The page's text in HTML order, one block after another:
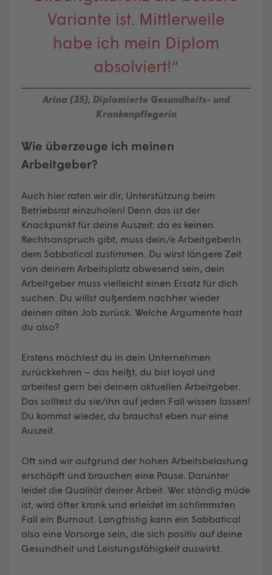
Variante ist. Mittlerweile
habe ich mein Diplom
absolviert!“
Arina (35), Diplomierte Gesundheits- und
Krankenpflegerin
Wie überzeuge ich meinen
Arbeitgeber?
Auch hier raten wir dir, Unterstützung beim
Betriebsrat einzuholen! Denn das ist der
Knackpunkt für deine Auszeit: da es keinen
Rechtsanspruch gibt, muss dein/e ArbeitgeberIn
dem Sabbatical zustimmen. Du wirst längere Zeit
von deinem Arbeitsplatz abwesend sein, dein
Arbeitgeber muss vielleicht einen Ersatz für dich
suchen. Du willst außerdem nachher wieder
deinen alten Job zurück. Welche Argumente hast
du also?
Erstens möchtest du in dein Unternehmen
zurückkehren – das heißt, du bist loyal und
arbeitest gern bei deinem aktuellen Arbeitgeber.
Das solltest du sie/ihn auf jeden Fall wissen lassen!
Du kommst wieder, du brauchst eben nur eine
Auszeit.
Oft sind wir aufgrund der hohen Arbeitsbelastung
erschöpft und brauchen eine Pause. Darunter
leidet die Qualität deiner Arbeit. Wer ständig müde
ist, wird öfter krank und erleidet im schlimmsten
Fall ein Burnout. Langfristig kann ein Sabbatical
also eine Vorsorge sein, die sich positiv auf deine
Gesundheit und Leistungsfähigkeit auswirkt.